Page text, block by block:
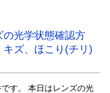
の光学状態確認方
ズ、ほこり(チリ)
す。 本日はレンズの光